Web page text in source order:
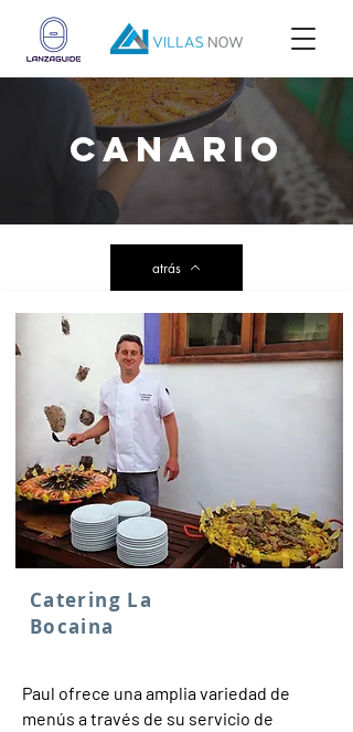
Canario
atrás
Catering La
Bocaina
Paul ofrece una amplia variedad de
menús a través de su servicio de